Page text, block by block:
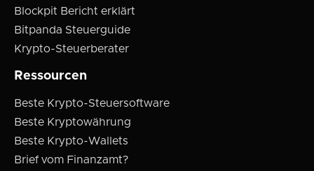
Blockpit Bericht erklärt
Bitpanda Steuerguide
Krypto-Steuerberater
Ressourcen
Beste Krypto-Steuersoftware
Beste Kryptowährung
Beste Krypto-Wallets
Brief vom Finanzamt?